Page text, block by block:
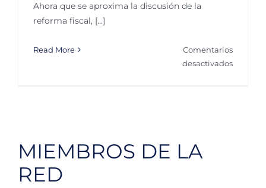
Ahora que se aproxima la discusión de la
reforma fiscal, [...]
Read More
Comentarios
desactivadosen
MIEMBROS DE LA
RED